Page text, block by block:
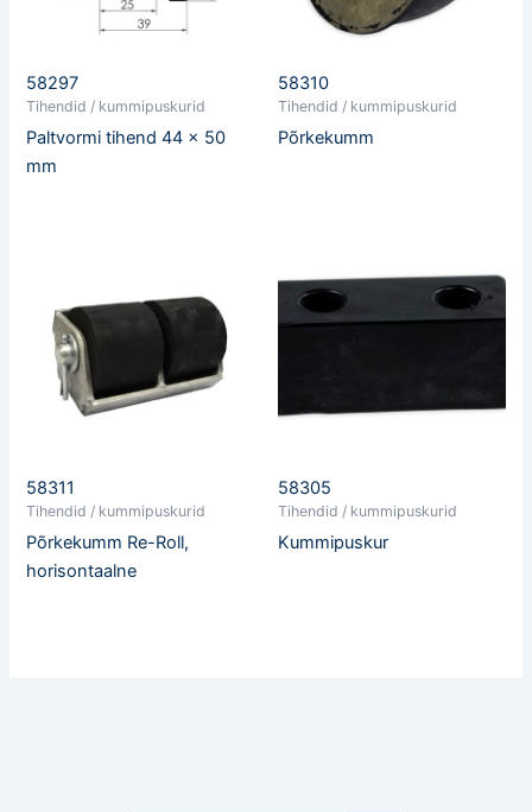
58297
Tihendid / kummipuskurid
Paltvormi tihend 44 x 50
mm
58310
Tihendid / kummipuskurid
Põrkekumm
58311
Tihendid / kummipuskurid
Põrkekumm Re-Roll,
horisontaalne
58305
Tihendid / kummipuskurid
Kummipuskur